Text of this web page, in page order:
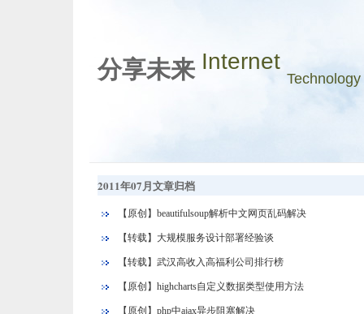
分享未来 Internet
Technology
2011年07月文章归档
【原创】beautifulsoup解析中文网页乱码解决
【转载】大规模服务设计部署经验谈
【转载】武汉高收入高福利公司排行榜
【原创】highcharts自定义数据类型使用方法
【原创】php中ajax异步阻塞解决